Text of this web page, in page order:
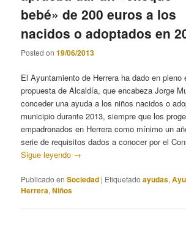
bebé» de 200 euros a los
nacidos o adoptados en
Posted on19/06/2013
El Ayuntamiento de Herrera ha dado en
propuesta de Alcaldía, que encabeza Jorge
conceder una ayuda a los niños nacidos o
municipio durante 2013, siempre que los
empadronados en Herrera como mínimo un
serie de requisitos dados a conocer por el
Sigue leyendo →
Publicado en Sociedad | Etiquetado ayudas,
Herrera,Niños